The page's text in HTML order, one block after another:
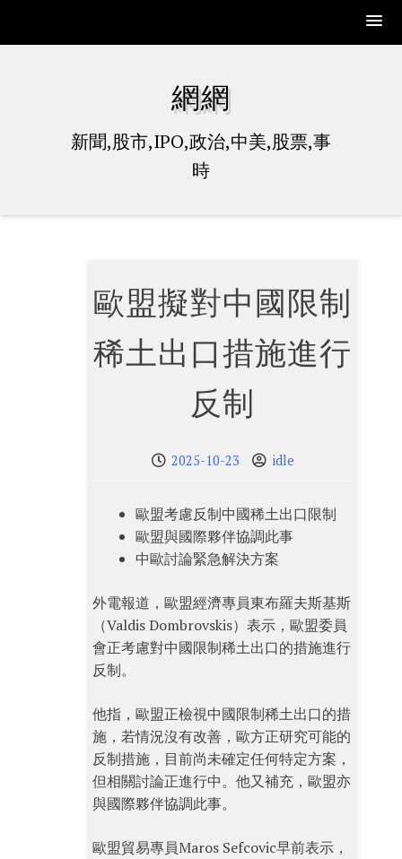
網網
新聞,股市,IPO,政治,中美,股票,事
時
歐盟擬對中國限制
稀土出口措施進行
反制
2025-10-23 idle
歐盟考慮反制中國稀土出口限制
歐盟與國際夥伴協調此事
中歐討論緊急解決方案
外電報道，歐盟經濟專員東布羅夫斯基斯
（Valdis Dombrovskis）表示，歐盟委員
會正考慮對中國限制稀土出口的措施進行
反制。
他指，歐盟正檢視中國限制稀土出口的措
施，若情況沒有改善，歐方正研究可能的
反制措施，目前尚未確定任何特定方案，
但相關討論正進行中。他又補充，歐盟亦
與國際夥伴協調此事。
歐盟貿易專員Maros Sefcovic早前表示，